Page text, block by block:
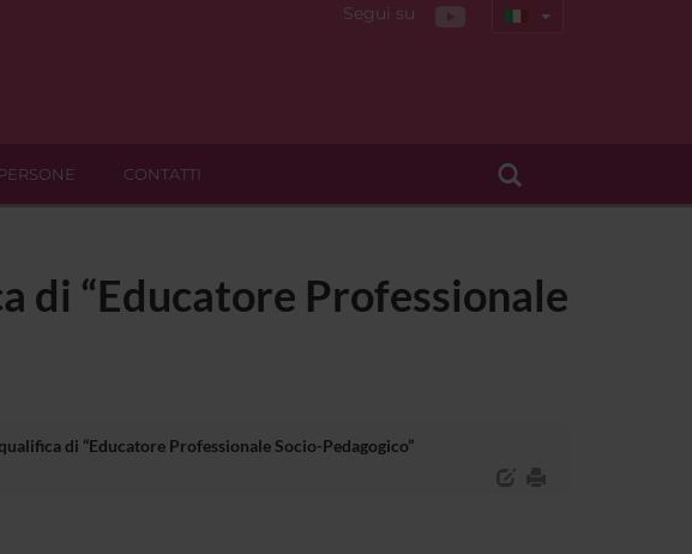
Segui su
CONTATTI
di “Educatore Professionale
di “Educatore Professionale Socio-Pedagogico”